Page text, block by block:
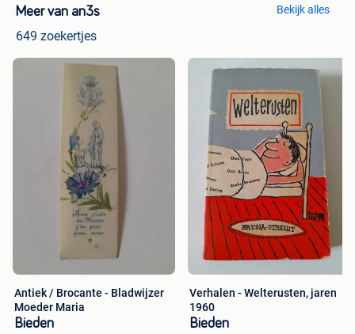
Meer van an3s
649 zoekertjes
Bekijk alles
Antiek / Brocante - Bladwijzer
Moeder Maria
Bieden
Verhalen - Welterusten, jaren
1960
Bieden